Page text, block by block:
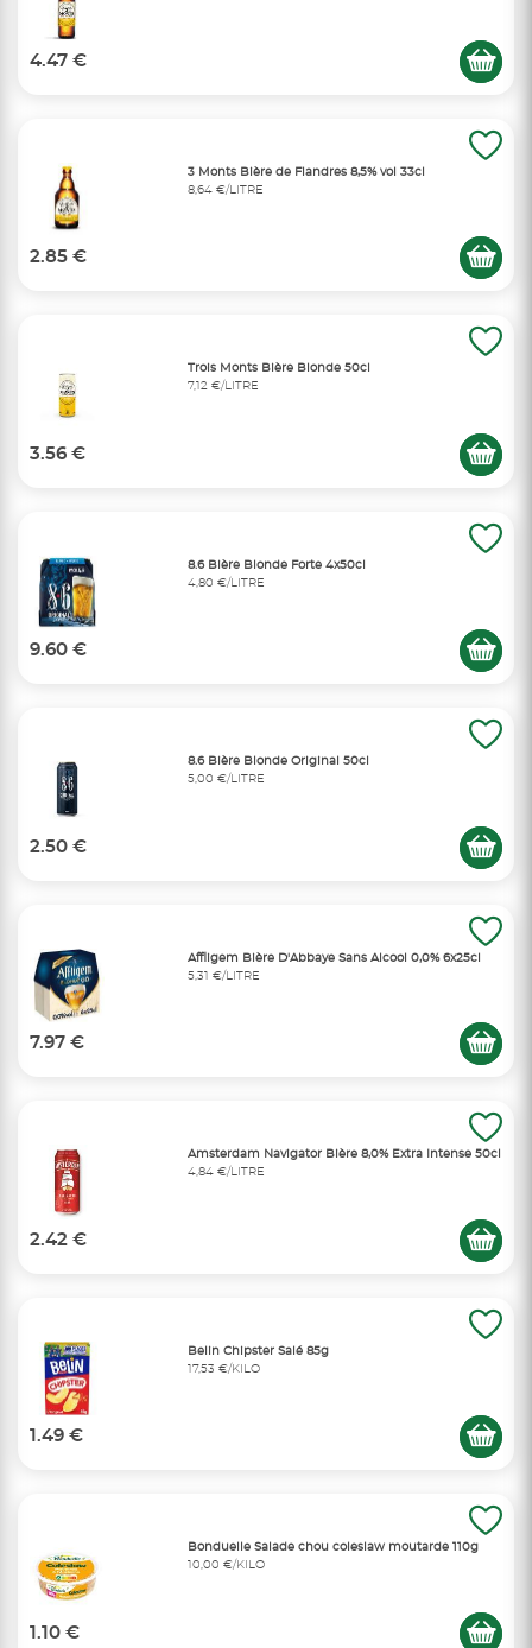
4.47 €
3 Monts Bière de Flandres 8,5% vol 33cl
8,64 €/LITRE
2.85 €
Trois Monts Bière Blonde 50cl
7,12 €/LITRE
3.56 €
8.6 Bière Blonde Forte 4x50cl
4,80 €/LITRE
9.60 €
8.6 Bière Blonde Original 50cl
5,00 €/LITRE
2.50 €
Affligem Bière D'Abbaye Sans Alcool 0,0% 6x25cl
5,31 €/LITRE
7.97 €
Amsterdam Navigator Bière 8,0% Extra Intense 50cl
4,84 €/LITRE
2.42 €
Belin Chipster Salé 85g
17,53 €/KILO
1.49 €
Bonduelle Salade chou coleslaw moutarde 110g
10,00 €/KILO
1.10 €